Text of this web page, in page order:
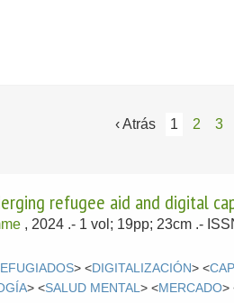
‹ Atrás 1 2 3
refugee aid and digital
, 2024 .- 1 vol; 19pp; 23cm .-
> <DIGITALIZACIÓN> <
> <SALUD MENTAL> <MERCADO>